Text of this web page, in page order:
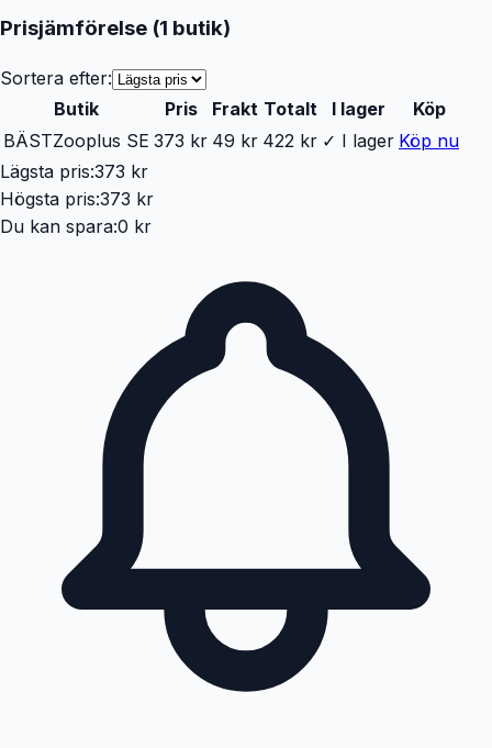
Prisjämförelse (1 butik)
Sortera efter:
Butik
Pris Frakt Totalt I lager
Köp
BÄSTZooplus SE 373 kr 49 kr 422 kr ✓ I lager Köp nu
Lägsta pris:373 kr
Högsta pris:373 kr
Du kan spara:0 kr